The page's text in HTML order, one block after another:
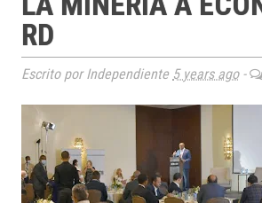
RD
Escrito por Independiente 5 years ago-